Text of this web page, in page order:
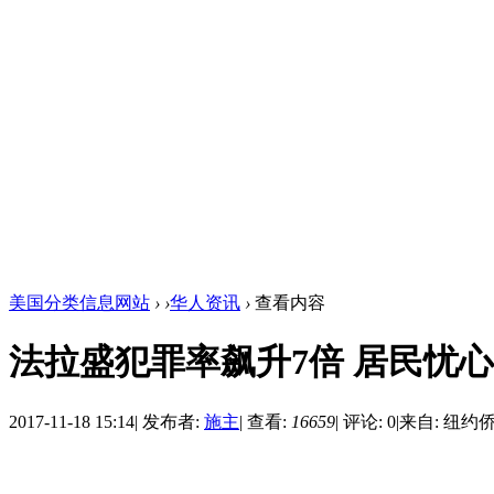
美国分类信息网站 › ›华人资讯 › 查看内容
法拉盛犯罪率飙升7倍 居民忧心
2017-11-18 15:14| 发布者: 施主| 查看: 16659| 评论: 0|来自: 纽约